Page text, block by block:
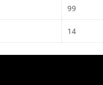
99
14